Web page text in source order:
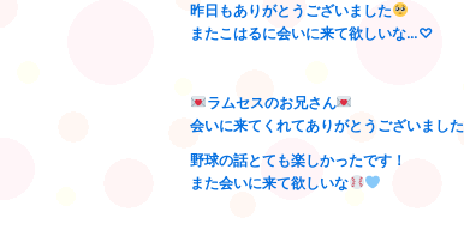
昨日もありがとうございました
またこはるに会いに来て欲しいな…♡
ラムセスのお兄さん
会いに来てくれてありがとうございました
野球の話とても楽しかったです！
また会いに来て欲しいな